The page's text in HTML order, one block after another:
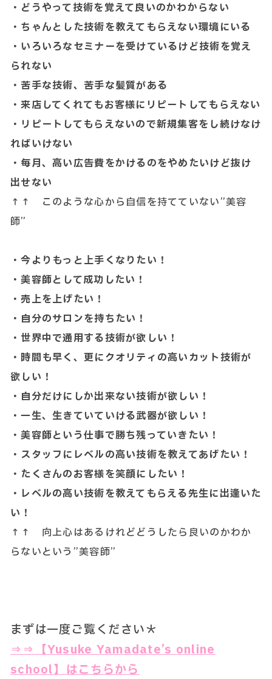
・どうやって技術を覚えて良いのかわからない
・ちゃんとした技術を教えてもらえない環境にいる
・いろいろなセミナーを受けているけど技術を覚え
られない
・苦手な技術、苦手な髪質がある
・来店してくれてもお客様にリピートしてもらえない
・リピートしてもらえないので新規集客をし続けなけ
ればいけない
・毎月、高い広告費をかけるのをやめたいけど抜け
出せない
↑↑ このような心から自信を持てていない”美容
師”
・今よりもっと上手くなりたい！
・美容師として成功したい！
・売上を上げたい！
・自分のサロンを持ちたい！
・世界中で通用する技術が欲しい！
・時間も早く、更にクオリティの高いカット技術が
欲しい！
・自分だけにしか出来ない技術が欲しい！
・一生、生きていていける武器が欲しい！
・美容師という仕事で勝ち残っていきたい！
・スタッフにレベルの高い技術を教えてあげたい！
・たくさんのお客様を笑顔にしたい！
・レベルの高い技術を教えてもらえる先生に出逢いた
い！
↑↑ 向上心はあるけれどどうしたら良いのかわか
らないという”美容師”
まずは一度ご覧ください＊
⇒⇒【Yusuke Yamadate’s online
school】はこちらから